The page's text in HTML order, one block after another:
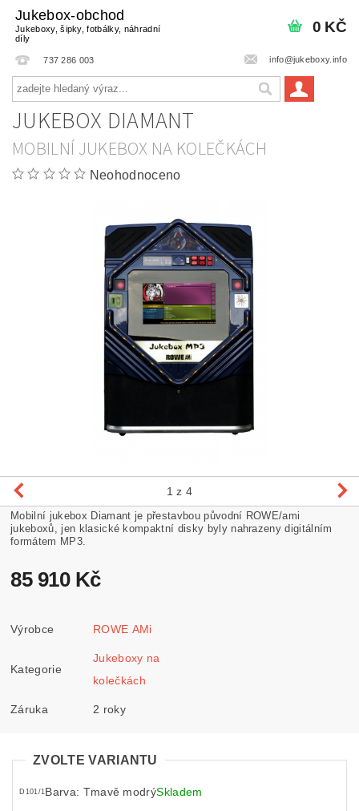
Jukebox-obchod
Jukeboxy, šipky, fotbálky, náhradní
díly
737 286 003 info@jukeboxy.info
0 KČ
JUKEBOX DIAMANT
MOBILNÍ JUKEBOX NA KOLEČKÁCH
Neohodnoceno
1 z 4
Mobilní jukebox Diamant je přestavbou původní ROWE/ami
jukeboxů, jen klasické kompaktní disky byly nahrazeny digitálním
formátem MP3.
85 910 Kč
Výrobce ROWE AMi
Kategorie
Jukeboxy na
kolečkách
Záruka 2 roky
ZVOLTE VARIANTU
D101/1 Barva: Tmavě modrýSkladem